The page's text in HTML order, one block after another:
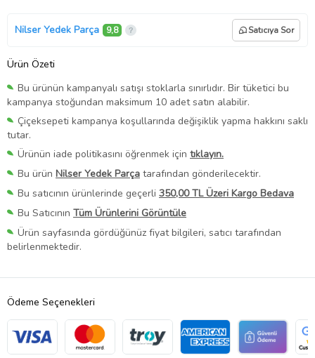
Nilser Yedek Parça 9,8 Satıcıya Sor
Ürün Özeti
Bu ürünün kampanyalı satışı stoklarla sınırlıdır. Bir tüketici bu
kampanya stoğundan maksimum 10 adet satın alabilir.
Çiçeksepeti kampanya koşullarında değişiklik yapma hakkını saklı
tutar.
Ürünün iade politikasını öğrenmek için tıklayın.
Bu ürün Nilser Yedek Parça tarafından gönderilecektir.
Bu satıcının ürünlerinde geçerli 350,00 TL Üzeri Kargo Bedava
Bu Satıcının Tüm Ürünlerini Görüntüle
Ürün sayfasında gördüğünüz fiyat bilgileri, satıcı tarafından
belirlenmektedir.
Ödeme Seçenekleri